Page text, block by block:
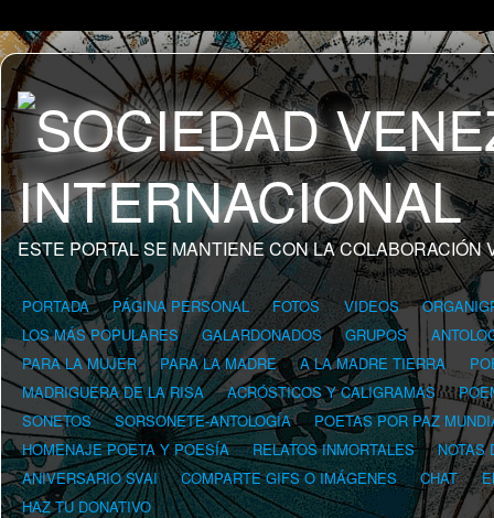
ESTE PORTAL SE MANTIENE CON LA COLABORACIÓN
PORTADA PÁGINA PERSONAL FOTOS VIDEOS
LOS MÁS POPULARES
GALARDONADOS GRUPOS
PARA LA MUJER
PARA LA MADRE A LA MADRE TIERRA
MADRIGUERA DE LA RISA
ACRÓSTICOS Y CALIGRAMAS
SONETOS
SORSONETE-ANTOLOGÍA
POETAS POR PAZ
HOMENAJE POETA Y POESÍA
RELATOS INMORTALES
NOTAS
ANIVERSARIO SVAI
COMPARTE GIFS O IMÁGENES CHAT
HAZ TU DONATIVO